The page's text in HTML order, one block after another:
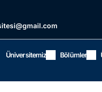
Üniversitemiz Bölümler